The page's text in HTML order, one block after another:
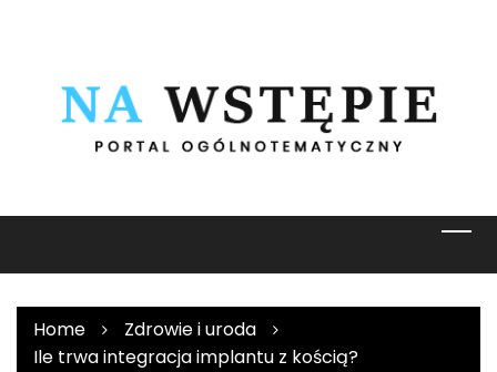
Home
Zdrowie i uroda
Ile trwa integracja implantu z kością?